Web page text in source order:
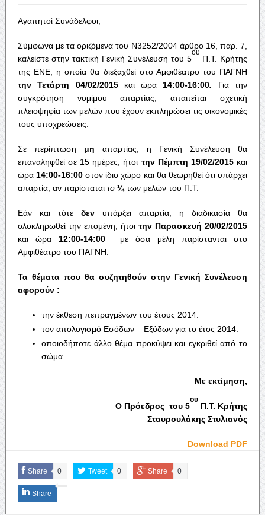
Αγαπητοί Συνάδελφοι,
Σύμφωνα με τα οριζόμενα του Ν3252/2004 άρθρο 16, παρ. 7,
καλείστε στην τακτική Γενική Συνέλευση του 5
ου
Π.Τ. Κρήτης
της ΕΝΕ, η οποία θα διεξαχθεί στο Αμφιθέατρο του ΠΑΓΝΗ
την Τετάρτη
04/02/2015και ώρα 14:00-16:00. Για την
συγκρότηση νομίμου απαρτίας, απαιτείται σχετική
πλειοψηφία των μελών που έχουν εκπληρώσει τις οικονομικές
τους υποχρεώσεις.
Σε περίπτωση μη απαρτίας, η Γενική Συνέλευση θα
επαναληφθεί σε 15 ημέρες, ήτοι την Πέμπτη 19/02/2015και
ώρα 14:00-16:00στον ίδιο χώρο και θα θεωρηθεί ότι υπάρχει
απαρτία, αν παρίσταται το ¼των μελών του Π.Τ.
Εάν και τότε δενυπάρξει απαρτία, η διαδικασία θα
ολοκληρωθεί την επομένη, ήτοιτην Παρασκευή 20/02/2015
και ώρα 12:00-14:00
με όσα μέλη παρίστανται στο
Αμφιθέατρο του ΠΑΓΝΗ.
Τα θέματα που θα συζητηθούν στην Γενική Συνέλευση
αφορούν :
την έκθεση πεπραγμένων του έτους 2014.
τον απολογισμό Εσόδων – Εξόδων για το έτος 2014.
οποιοδήποτε άλλο θέμα προκύψει και εγκριθεί από το
σώμα.
Με εκτίμηση,
Ο Πρόεδρος του 5
ου
Π.Τ. Κρήτης
Σταυρουλάκης Στυλιανός
Download PDF
Share 0 Tweet 0 Share 0
Share